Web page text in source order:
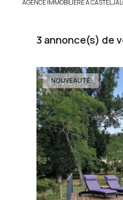
AGENCE IMMOBILIÈRE À
3 annonce(s) de
NOUVEAUTÉ